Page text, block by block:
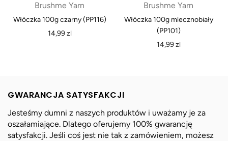
Brushme Yarn
Włóczka 100g czarny (PP116)
Normalna
14,99 zl
Brushme Yarn
Włóczka 100g mlecznobiały
(PP101)
Normalna
14,99 zl
GWARANCJA SATYSFAKCJI
Jesteśmy dumni z naszych produktów i uważamy je za
oszałamiające. Dlatego oferujemy 100% gwarancję
satysfakcji. Jeśli coś jest nie tak z zamówieniem, możesz